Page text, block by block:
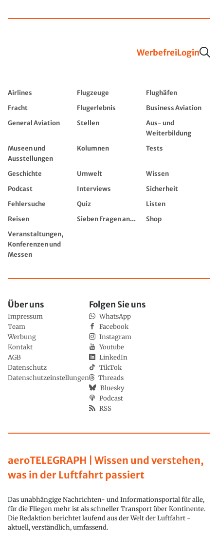
WerbefreiLogin
Airlines Flugzeuge
Flughäfen
Fracht
Flugerlebnis
Business Aviation
General Aviation
Stellen
Aus- und
Weiterbildung
Museen und
Ausstellungen
Kolumnen Tests
Geschichte Umwelt
Wissen
Podcast
Interviews
Sicherheit
Fehlersuche
Quiz
Listen
Reisen
Sieben Fragen an...
Shop
Veranstaltungen,
Konferenzen und
Messen
aeroTELEGRAPH | Wissen und verstehen,
was in der Luftfahrt passiert
Das unabhängige Nachrichten- und Informationsportal für alle,
für die Fliegen mehr ist als schneller Transport über Kontinente.
Die Redaktion berichtet laufend aus der Welt der Luftfahrt -
aktuell, verständlich, umfassend.
Über uns
Impressum
Team
Werbung
Kontakt
AGB
Datenschutz
Datenschutzeinstellungen
Folgen Sie uns
WhatsApp
Facebook
Instagram
Youtube
LinkedIn
TikTok
Threads
Bluesky
Podcast
RSS